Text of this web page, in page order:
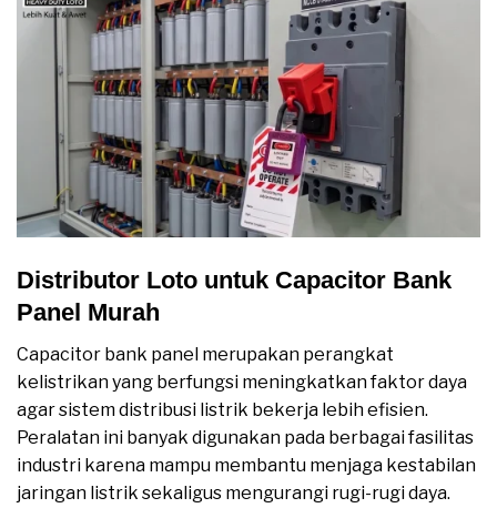
Distributor Loto untuk Capacitor Bank
Panel Murah
Capacitor bank panel merupakan perangkat
kelistrikan yang berfungsi meningkatkan faktor daya
agar sistem distribusi listrik bekerja lebih efisien.
Peralatan ini banyak digunakan pada berbagai fasilitas
industri karena mampu membantu menjaga kestabilan
jaringan listrik sekaligus mengurangi rugi-rugi daya.